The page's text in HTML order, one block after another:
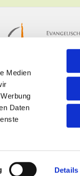
Medien
Daten
Details